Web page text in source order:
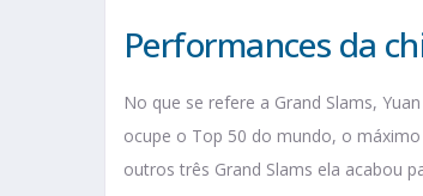
Performances da
No que se refere a Grand Slams,
ocupe o Top 50 do mundo, o
outros três Grand Slams ela acabou